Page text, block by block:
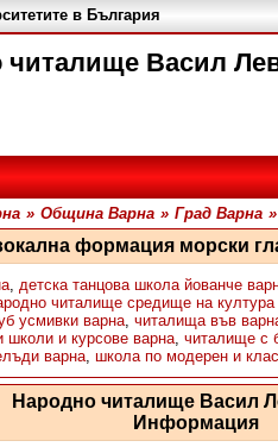
читалище Васил
в България
» Община Варна » Град Варна »
формация морски
, детска танцова школа йованче
читалище средище на култура
усмивки варна, читалища във
школи и курсове варна, читалище с
варна, школа по модерен и
Народно читалище Васил
Информация